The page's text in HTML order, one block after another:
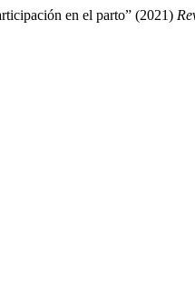
en el parto” (2021)